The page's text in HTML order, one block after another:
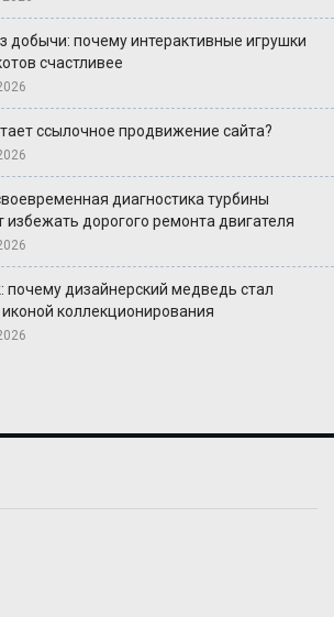
добычи: почему интерактивные игрушки
счастливее
ссылочное продвижение сайта?
диагностика турбины
избежать дорогого ремонта двигателя
почему дизайнерский медведь стал
коллекционирования